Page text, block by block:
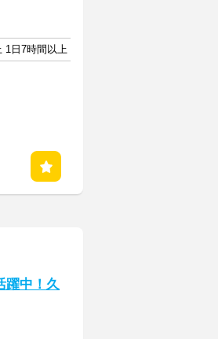
1日7時間以上
躍中！久